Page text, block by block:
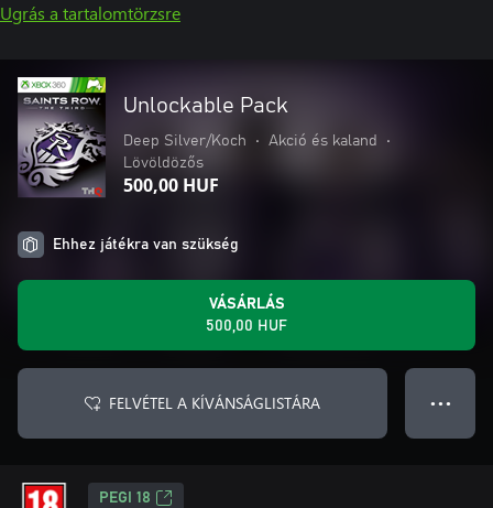
Ugrás a tartalomtörzsre
Unlockable Pack
Deep Silver/Koch • Akció és kaland
•
Lövöldözős
500,00 HUF
Ehhez játékra van szükség
VÁSÁRLÁS
500,00 HUF
FELVÉTEL A KÍVÁNSÁGLISTÁRA ● ● ●
PEGI 18